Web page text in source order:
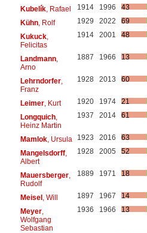
Kubelík, Rafael 1914 1996
43
Kühn, Rolf 1929 2022
69
Kukuck,
Felicitas
1914 2001 48
Landmann,
Arno
1887 1966 13
Lehrndorfer,
Franz
1928 2013 60
Leimer, Kurt 1920 1974
21
Longquich,
Heinz Martin
1937 2014 61
Mamlok, Ursula 1923 2016
63
Mangelsdorff,
Albert
1928 2005 52
Mauersberger,
Rudolf
1889 1971 18
Meisel, Will 1897 1967
14
Meyer,
Wolfgang
Sebastian
1936 1966 13